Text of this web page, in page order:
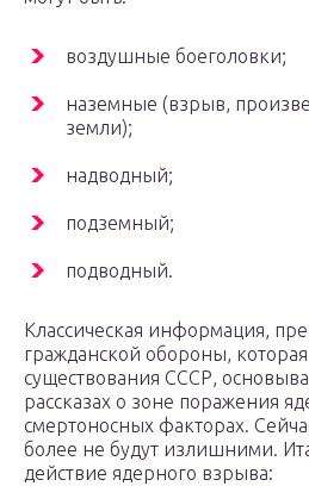
воздушные боеголовки;
наземные (взрыв,
земли);
надводный;
подземный;
подводный.
Классическая информация,
гражданской обороны,
существования СССР,
рассказах о зоне поражения
смертоносных факторах.
более не будут излишними.
действие ядерного взрыва: